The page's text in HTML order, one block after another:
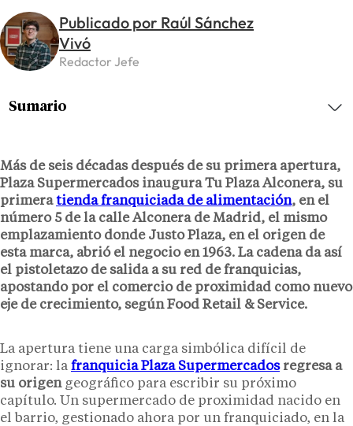
Publicado por Raúl Sánchez
Vivó
Redactor Jefe
Más de seis décadas después de su primera apertura,
Plaza Supermercados inaugura Tu Plaza Alconera, su
primeratienda franquiciada de alimentación, en el
número 5 de la calle Alconera de Madrid, el mismo
emplazamiento donde Justo Plaza, en el origen de
esta marca, abrió el negocio en 1963. La cadena da así
el pistoletazo de salida a su red de franquicias,
apostando por el comercio de proximidad como nuevo
eje de crecimiento, según Food Retail & Service.
La apertura tiene una carga simbólica difícil de
ignorar: la franquicia Plaza Supermercados regresa a
su origengeográfico para escribir su próximo
capítulo. Un supermercado de proximidad nacido en
el barrio, gestionado ahora por un franquiciado, en la
Sumario